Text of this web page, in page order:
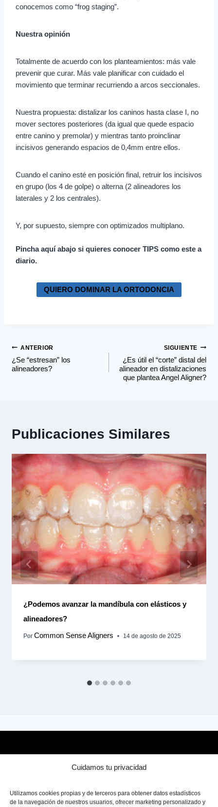
Cuidamos tu privacidad
Utilizamos cookies propias y de terceros para obtener datos estadísticos
de la navegación de nuestros usuarios, ofrecer marketing personalizado y
conocemos como “frog staging”.
Nuestra opinión
Totalmente de acuerdo con los planteamientos: más vale
prevenir que curar. Más vale planificar con cuidado el
movimiento que terminar recurriendo a arcos seccionales.
Nuestra propuesta: distalizar los caninos hasta clase I, no
mover sectores posteriores (da igual que quede espacio
entre canino y premolar) y mientras tanto proinclinar
incisivos generando espacios de 0,4mm entre ellos.
Cuando el canino esté en posición final, retruir los incisivos
en grupo (los 4 de golpe) o alterna (2 alineadores los
laterales y 2 los centrales).
Y, por supuesto, siempre con optimizados multiplano.
Pincha aquí abajo si quieres conocer TIPS como este a
diario.
QUIERO DOMINAR LA ORTODONCIA
ANTERIOR
¿Se “estresan” los
alineadores?
SIGUIENTE
¿Es útil el “corte” distal del
alineador en distalizaciones
que plantea Angel Aligner?
Publicaciones Similares
¿Podemos avanzar la mandíbula con elásticos y
alineadores?
Por Common Sense Aligners 14 de agosto de 2025
Revisión de casos